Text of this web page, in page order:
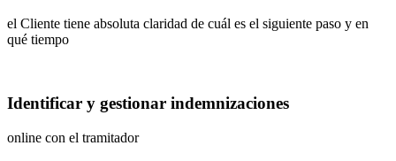
el Cliente tiene absoluta claridad de cuál es el siguiente paso y en
qué tiempo
Identificar y gestionar indemnizaciones
online con el tramitador